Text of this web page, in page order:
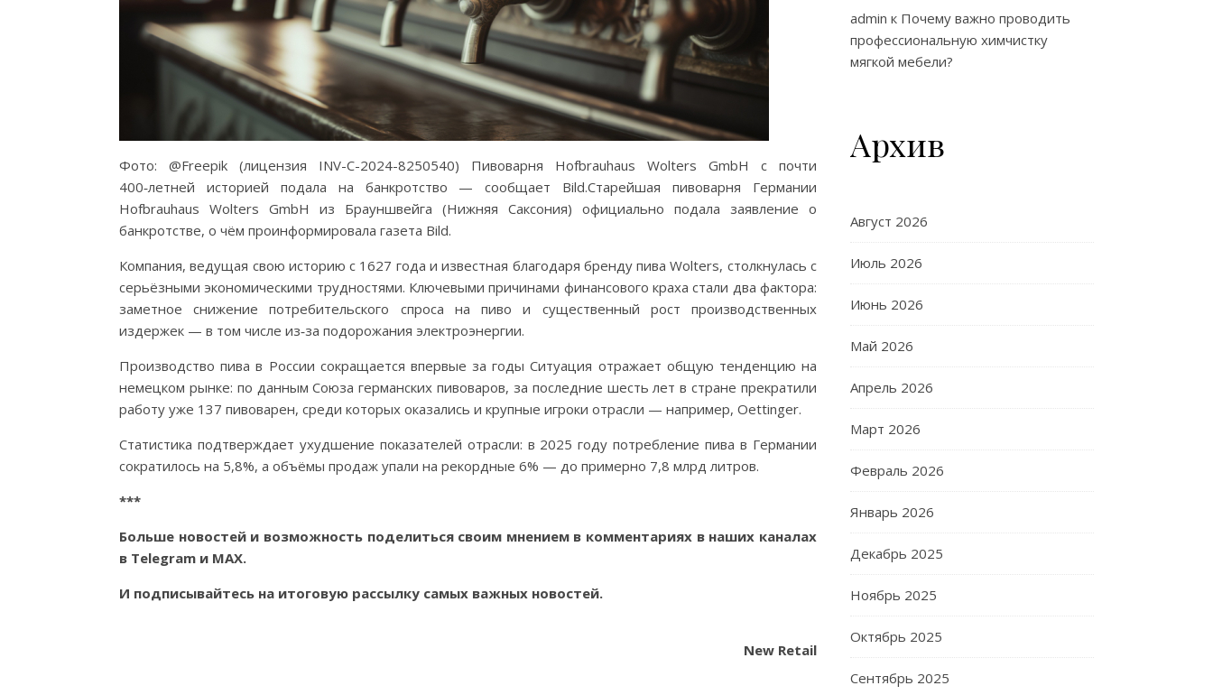
Фото: @Freepik (лицензия INV-C-2024-8250540) Пивоварня Hofbrauhaus Wolters GmbH с почти
400‑летней историей подала на банкротство — сообщает Bild.Старейшая пивоварня Германии
Hofbrauhaus Wolters GmbH из Брауншвейга (Нижняя Саксония) официально подала заявление о
банкротстве, о чём проинформировала газета Bild.
Компания, ведущая свою историю с 1627 года и известная благодаря бренду пива Wolters, столкнулась с
серьёзными экономическими трудностями. Ключевыми причинами финансового краха стали два фактора:
заметное снижение потребительского спроса на пиво и существенный рост производственных
издержек — в том числе из‑за подорожания электроэнергии.
Производство пива в России сокращается впервые за годы Ситуация отражает общую тенденцию на
немецком рынке: по данным Союза германских пивоваров, за последние шесть лет в стране прекратили
работу уже 137 пивоварен, среди которых оказались и крупные игроки отрасли — например, Oettinger.
Статистика подтверждает ухудшение показателей отрасли: в 2025 году потребление пива в Германии
сократилось на 5,8%, а объёмы продаж упали на рекордные 6% — до примерно 7,8 млрд литров.
***
Больше новостей и возможность поделиться своим мнением в комментариях в наших каналах
в Telegram и MAX.
И подписывайтесь на итоговую рассылку самых важных новостей.
New Retail
admin к Почему важно проводить
профессиональную химчистку
мягкой мебели?
Архив
Август 2026
Июль 2026
Июнь 2026
Май 2026
Апрель 2026
Март 2026
Февраль 2026
Январь 2026
Декабрь 2025
Ноябрь 2025
Октябрь 2025
Сентябрь 2025